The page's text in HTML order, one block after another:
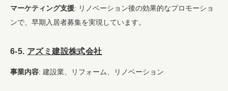
マーケティング支援: リノベーション後の効果的なプロモーショ
ンで、早期入居者募集を実現しています。
6-5. アズミ建設株式会社
事業内容: 建設業、リフォーム、リノベーション